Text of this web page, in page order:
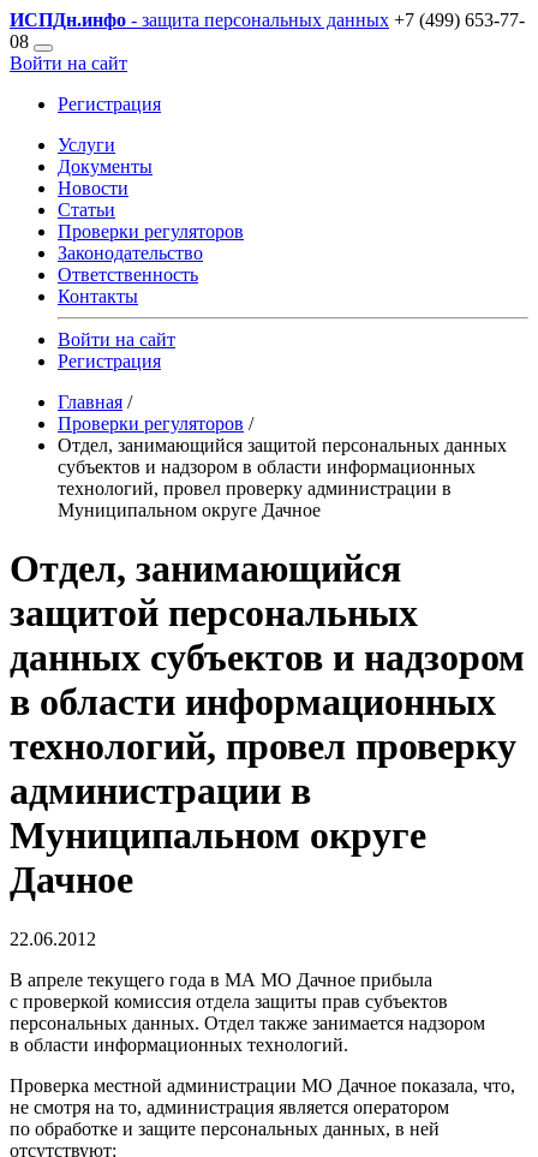
ИСПДн.инфо - защита персональных данных +7 (499) 653-77-
08
Войти на сайт
Регистрация
Услуги
Документы
Новости
Статьи
Проверки регуляторов
Законодательство
Ответственность
Контакты
Войти на сайт
Регистрация
Главная /
Проверки регуляторов /
Отдел, занимающийся защитой персональных данных
субъектов и надзором в области информационных
технологий, провел проверку администрации в
Муниципальном округе Дачное
Отдел, занимающийся
защитой персональных
данных субъектов и надзором
в области информационных
технологий, провел проверку
администрации в
Муниципальном округе
Дачное
22.06.2012
В апреле текущего года в МА МО Дачное прибыла
с проверкой комиссия отдела защиты прав субъектов
персональных данных. Отдел также занимается надзором
в области информационных технологий.
Проверка местной администрации МО Дачное показала, что,
не смотря на то, администрация является оператором
по обработке и защите персональных данных, в ней
отсутствуют: